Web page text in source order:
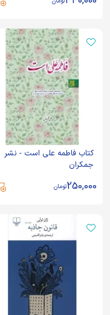
کتاب فاطمه علی است - نشر
جمکران
250,000تومان